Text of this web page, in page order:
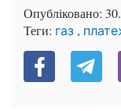
Опубліковано:
Теги: газ ,